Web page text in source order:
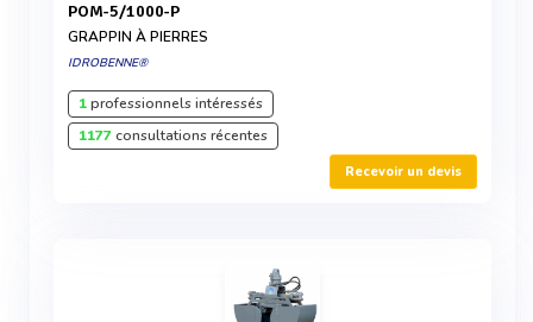
POM-5/1000-P
GRAPPIN À PIERRES
IDROBENNE®
1professionnels intéressés
1177consultations récentes
Recevoir un devis